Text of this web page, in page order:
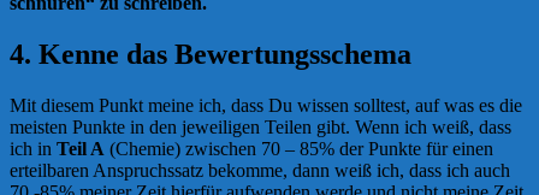
4. Kenne das Bewertungsschema
Mit diesem Punkt meine ich, dass Du wissen solltest, auf was es die
meisten Punkte in den jeweiligen Teilen gibt. Wenn ich weiß, dass
ich in Teil A (Chemie) zwischen 70 – 85% der Punkte für einen
erteilbaren Anspruchssatz bekomme, dann weiß ich, dass ich auch